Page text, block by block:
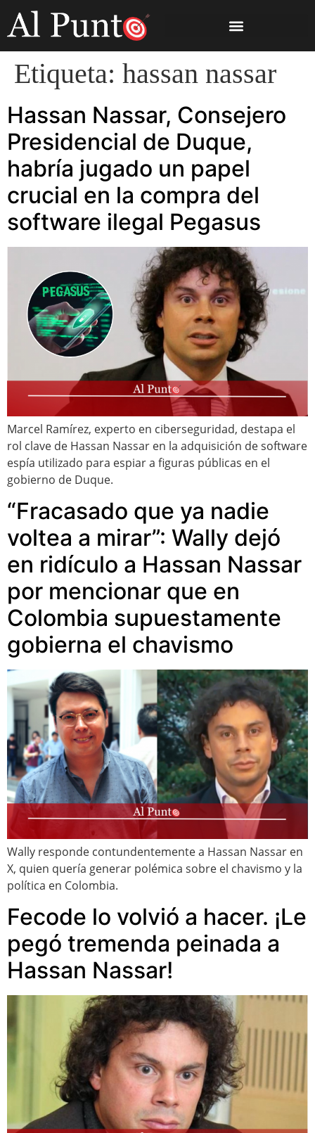
Etiqueta: hassan nassar
Hassan Nassar, Consejero
Presidencial de Duque,
habría jugado un papel
crucial en la compra del
software ilegal Pegasus
Marcel Ramírez, experto en ciberseguridad, destapa el
rol clave de Hassan Nassar en la adquisición de software
espía utilizado para espiar a figuras públicas en el
gobierno de Duque.
“Fracasado que ya nadie
voltea a mirar”: Wally dejó
en ridículo a Hassan Nassar
por mencionar que en
Colombia supuestamente
gobierna el chavismo
Wally responde contundentemente a Hassan Nassar en
X, quien quería generar polémica sobre el chavismo y la
política en Colombia.
Fecode lo volvió a hacer. ¡Le
pegó tremenda peinada a
Hassan Nassar!